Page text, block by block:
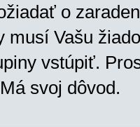
o
musí Vašu
vstúpiť.
svoj dôvod.